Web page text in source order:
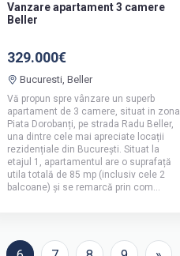
Vanzare apartament 3 camere
Beller
329.000€
Bucuresti, Beller
Vă propun spre vânzare un superb
apartament de 3 camere, situat in zona
Piata Dorobanți, pe strada Radu Beller,
una dintre cele mai apreciate locații
rezidențiale din București. Situat la
etajul 1, apartamentul are o suprafață
utila totală de 85 mp (inclusiv cele 2
balcoane) și se remarcă prin com...